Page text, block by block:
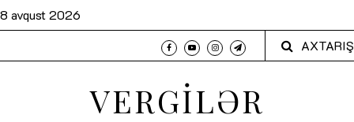
8 avqust 2026
AXTARIŞ
VERGİLƏR